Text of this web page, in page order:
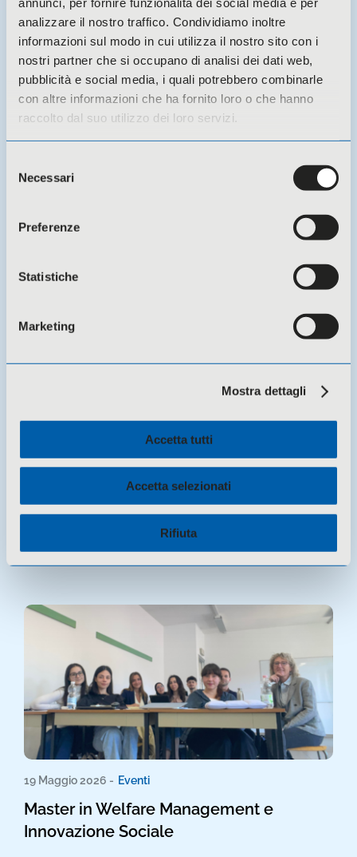
analizzare il nostro traffico. Condividiamo inoltre
informazioni sul modo in cui utilizza il nostro sito con i
nostri partner che si occupano di analisi dei dati web,
pubblicità e social media, i quali potrebbero combinarle
con altre informazioni che ha fornito loro o che hanno
raccolto dal suo utilizzo dei loro servizi.
delNecessari
Preferenze
Statistiche
Marketing
Mostra dettagli
Accetta tutti
Accetta selezionati
Rifiuta
LOMBARDIA – Quale impatto per le
COESI IN-FORMA
19 Maggio 2026 - Eventi
Master in Welfare Management e
Innovazione Sociale